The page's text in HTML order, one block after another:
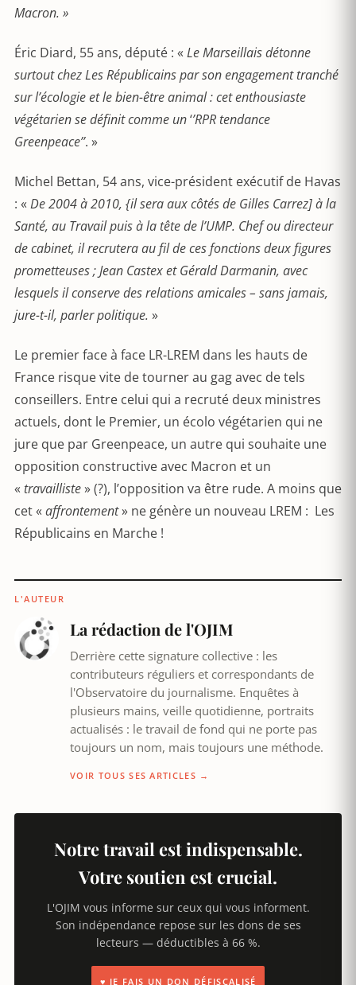
Macron. »
Éric Diard, 55 ans, député : « Le Marseillais détonne
surtout chez Les Républicains par son engagement tranché
sur l’écologie et le bien-être animal : cet enthousiaste
végétarien se définit comme un‘’RPR tendance
Greenpeace’’. »
Michel Bettan, 54 ans, vice-président exécutif de Havas
: « De 2004 à 2010, {il sera aux côtés de Gilles Carrez] à la
Santé, au Travail puis à la tête de l’UMP. Chef ou directeur
de cabinet, il recrutera au fil de ces fonctions deux figures
prometteuses ; Jean Castex et Gérald Darmanin, avec
lesquels il conserve des relations amicales – sans jamais,
jure-t-il, parler politique. »
Le premier face à face LR-LREM dans les hauts de
France risque vite de tourner au gag avec de tels
conseillers. Entre celui qui a recruté deux ministres
actuels, dont le Premier, un écolo végétarien qui ne
jure que par Greenpeace, un autre qui souhaite une
opposition constructive avec Macron et un
« travailliste» (?), l’opposition va être rude. A moins que
cet « affrontement» ne génère un nouveau LREM : Les
Républicains en Marche !
L'AUTEUR
La rédaction de l'OJIM
Derrière cette signature collective : les
contributeurs réguliers et correspondants de
l'Observatoire du journalisme. Enquêtes à
plusieurs mains, veille quotidienne, portraits
actualisés : le travail de fond qui ne porte pas
toujours un nom, mais toujours une méthode.
VOIR TOUS SES ARTICLES →
Notre travail est indispensable.
Votre soutien est crucial.
L'OJIM vous informe sur ceux qui vous informent.
Son indépendance repose sur les dons de ses
lecteurs — déductibles à 66 %.
♥ JE FAIS UN DON DÉFISCALISÉ